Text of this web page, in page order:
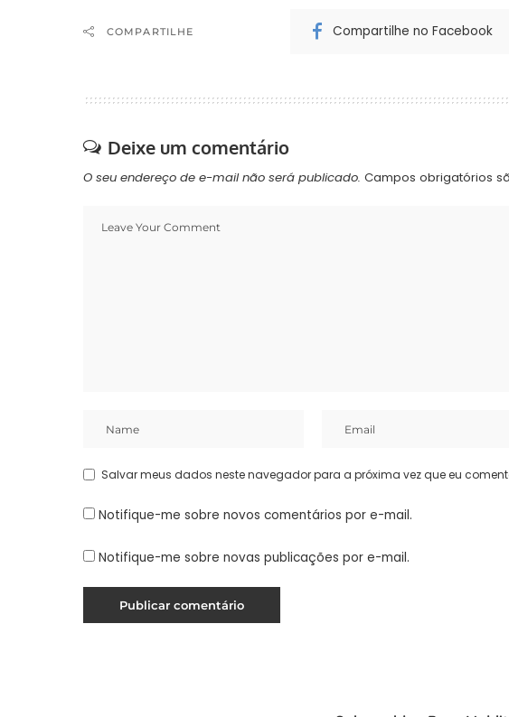
COMPARTILHE Compartilhe no Facebook
Deixe um comentário
O seu endereço de e-mail não será publicado. Campos obrigatórios
Salvar meus dados neste navegador para a próxima vez que eu
Notifique-me sobre novos comentários por e-mail.
Notifique-me sobre novas publicações por e-mail.